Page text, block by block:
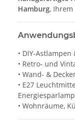
Hamburg, Ihrem
• DIY-
• Retro- und
• Wand- &
• E27
• Wohnräume,